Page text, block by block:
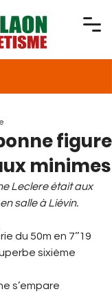
figure
minimes
Leclere était aux
salle à Liévin.
du 50m en 7’’19
sixième
s’empare